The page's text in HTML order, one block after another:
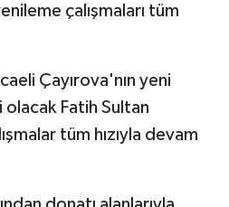
çalışmaları tüm
Çayırova'nın yeni
Fatih Sultan
tüm hızıyla devam